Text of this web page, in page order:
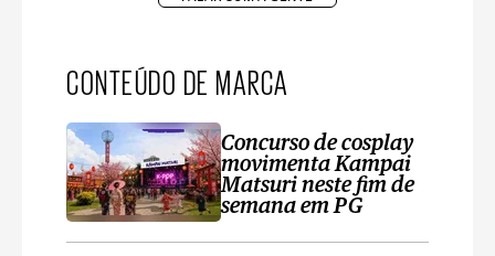
CONTEÚDO DE MARCA
Concurso de cosplay
movimenta Kampai
Matsuri neste fim de
semana em PG